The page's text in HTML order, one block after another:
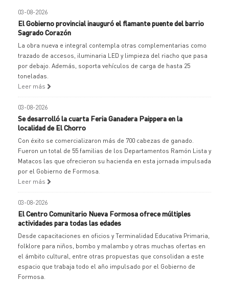
03-08-2026
El Gobierno provincial inauguró el flamante puente del barrio
Sagrado Corazón
La obra nueva e integral contempla otras complementarias como
trazado de accesos, iluminaria LED y limpieza del riacho que pasa
por debajo. Además, soporta vehículos de carga de hasta 25
toneladas.
Leer más
03-08-2026
Se desarrolló la cuarta Feria Ganadera Paippera en la
localidad de El Chorro
Con éxito se comercializaron más de 700 cabezas de ganado.
Fueron un total de 55 familias de los Departamentos Ramón Lista y
Matacos las que ofrecieron su hacienda en esta jornada impulsada
por el Gobierno de Formosa.
Leer más
03-08-2026
El Centro Comunitario Nueva Formosa ofrece múltiples
actividades para todas las edades
Desde capacitaciones en oficios y Terminalidad Educativa Primaria,
folklore para niños, bombo y malambo y otras muchas ofertas en
el ámbito cultural, entre otras propuestas que consolidan a este
espacio que trabaja todo el año impulsado por el Gobierno de
Formosa.